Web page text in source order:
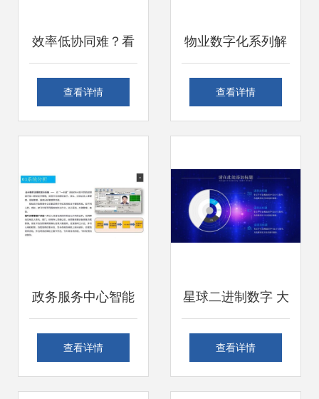
效率低协同难？看
数字化如何重塑客
查看详情
物业数字化系列解
读⑦ | 数字化到底
吗？一家央企子公
司带来的启示
查看详情
政务服务中心智能
化系统设计方案
查看详情
星球二进制数字 大
数据时代下的数字
查看详情